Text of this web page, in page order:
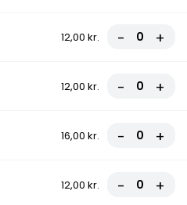
12,00 kr. - +
12,00 kr. - +
16,00 kr. - +
12,00 kr. - +